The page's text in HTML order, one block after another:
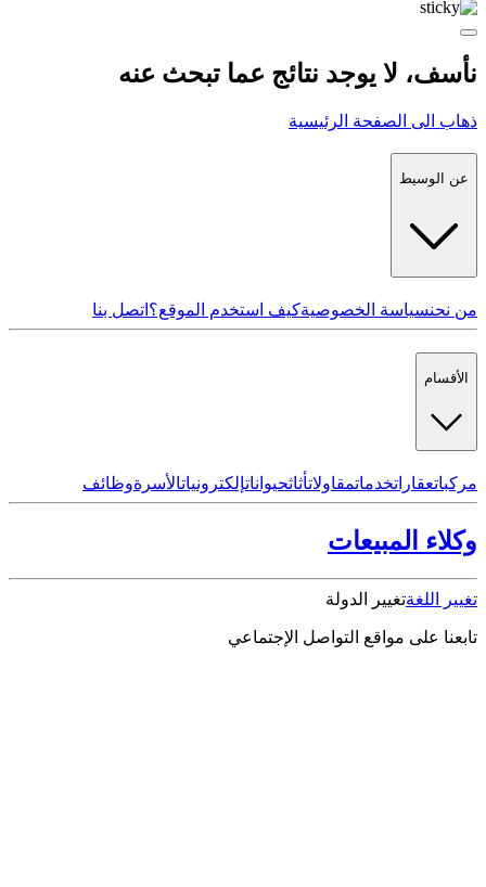
نأسف، لا يوجد نتائج عما تبحث عنه
ذهاب الى الصفحة الرئيسية
عن الوسيط
من نحنسياسة الخصوصيةكيف استخدم الموقع؟ اتصل بنا
الأقسام
مركباتعقاراتخدماتمقاولاتأثاثحيواناتإلكترونياتالأسرةوظائف
وكلاء المبيعات
تغيير اللغةتغيير الدولة
تابعنا على مواقع التواصل الإجتماعي